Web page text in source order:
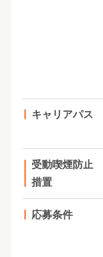
キャリアパス
受動喫煙防止
措置
応募条件